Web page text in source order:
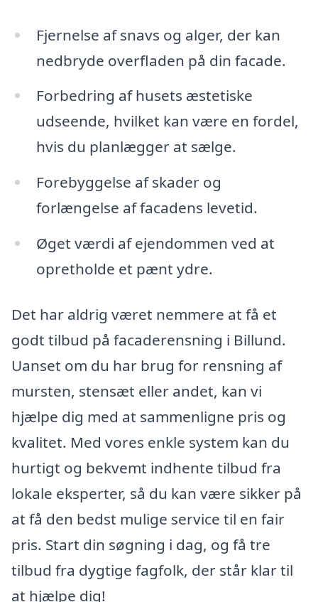
Fjernelse af snavs og alger, der kan
nedbryde overfladen på din facade.
Forbedring af husets æstetiske
udseende, hvilket kan være en fordel,
hvis du planlægger at sælge.
Forebyggelse af skader og
forlængelse af facadens levetid.
Øget værdi af ejendommen ved at
opretholde et pænt ydre.
Det har aldrig været nemmere at få et
godt tilbud på facaderensning i Billund.
Uanset om du har brug for rensning af
mursten, stensæt eller andet, kan vi
hjælpe dig med at sammenligne pris og
kvalitet. Med vores enkle system kan du
hurtigt og bekvemt indhente tilbud fra
lokale eksperter, så du kan være sikker på
at få den bedst mulige service til en fair
pris. Start din søgning i dag, og få tre
tilbud fra dygtige fagfolk, der står klar til
at hjælpe dig!